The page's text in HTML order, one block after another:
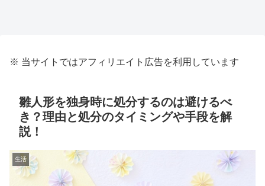
※ 当サイトではアフィリエイト広告を利用しています
雛人形を独身時に処分するのは避けるべ
き？理由と処分のタイミングや手段を解
説！
生活